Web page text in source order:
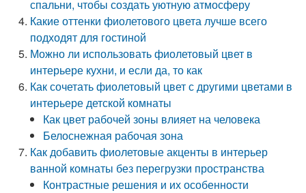
спальни, чтобы создать уютную атмосферу
Какие оттенки фиолетового цвета лучше всего
подходят для гостиной
Можно ли использовать фиолетовый цвет в
интерьере кухни, и если да, то как
Как сочетать фиолетовый цвет с другими цветами в
интерьере детской комнаты
Как цвет рабочей зоны влияет на человека
Белоснежная рабочая зона
Как добавить фиолетовые акценты в интерьер
ванной комнаты без перегрузки пространства
Контрастные решения и их особенности